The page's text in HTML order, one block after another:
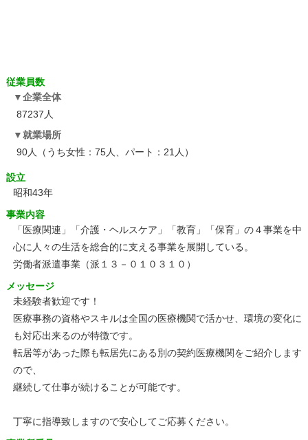
従業員数
企業全体
87237人
就業場所
90人（うち女性：75人、パート：21人）
設立
昭和43年
事業内容
「医療関連」「介護・ヘルスケア」「教育」「保育」の４事業を中
心に人々の生活を総合的に支える事業を展開している。
労働者派遣事業（派１３－０１０３１０）
メッセージ
未経験者歓迎です！
医療事務の資格やスキルは全国の医療機関で活かせ、環境の変化に
も対応出来るのが特徴です。
転居等があった際も転居先にある別の契約医療機関をご紹介します
ので、
継続して仕事が続けることが可能です。
丁寧に指導致しますので安心してご応募ください。